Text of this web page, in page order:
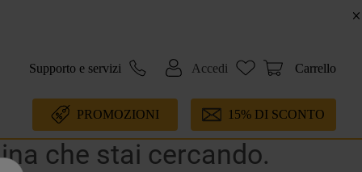
Supporto e servizi Accedi Carrello
PROMOZIONI 15% DI SCONTO
che stai cercando.